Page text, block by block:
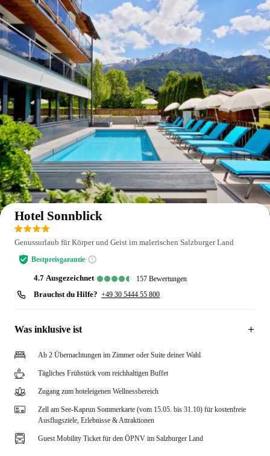
Auf der Karte anzeigen
Hotel Sonnblick
Genussurlaub für Körper und Geist im malerischen Salzburger Land
Bestpreisgarantie
4.7 ausgezeichnet 157 Bewertungen
Brauchst du Hilfe? +49 30 5444 55 800
Was inklusive ist
Ab 2 Übernachtungen im Zimmer oder Suite deiner Wahl
Tägliches Frühstück vom reichhaltigen Buffet
Zugang zum hoteleigenen Wellnessbereich
Zell am See-Kaprun Sommerkarte (vom 15.05. bis 31.10) für kostenfreie
Ausflugsziele, Erlebnisse & Attraktionen
Guest Mobility Ticket für den ÖPNV im Salzburger Land